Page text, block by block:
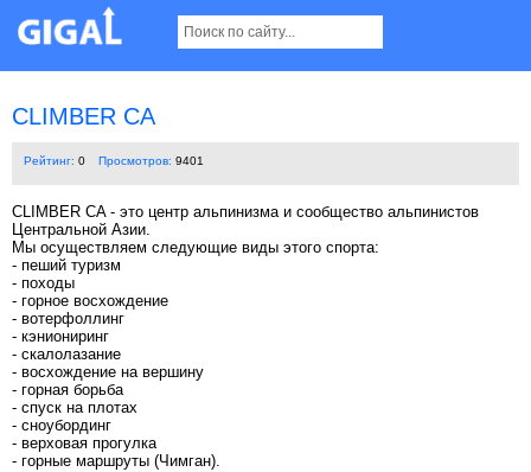
CLIMBER CA
Рейтинг: 0 Просмотров: 9401
CLIMBER CA - это центр альпинизма и сообщество альпинистов
Центральной Азии.
Мы осуществляем следующие виды этого спорта:
- пеший туризм
- походы
- горное восхождение
- вотерфоллинг
- кэниониринг
- скалолазание
- восхождение на вершину
- горная борьба
- спуск на плотах
- сноубординг
- верховая прогулка
- горные маршруты (Чимган).